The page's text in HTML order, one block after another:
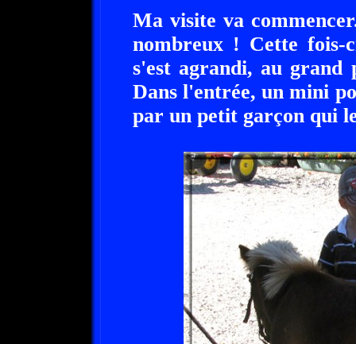
Ma visite va
nombreux ! Cette fois-
s'est agrandi, au grand
Dans l'entrée, un mini
par un petit garçon qui